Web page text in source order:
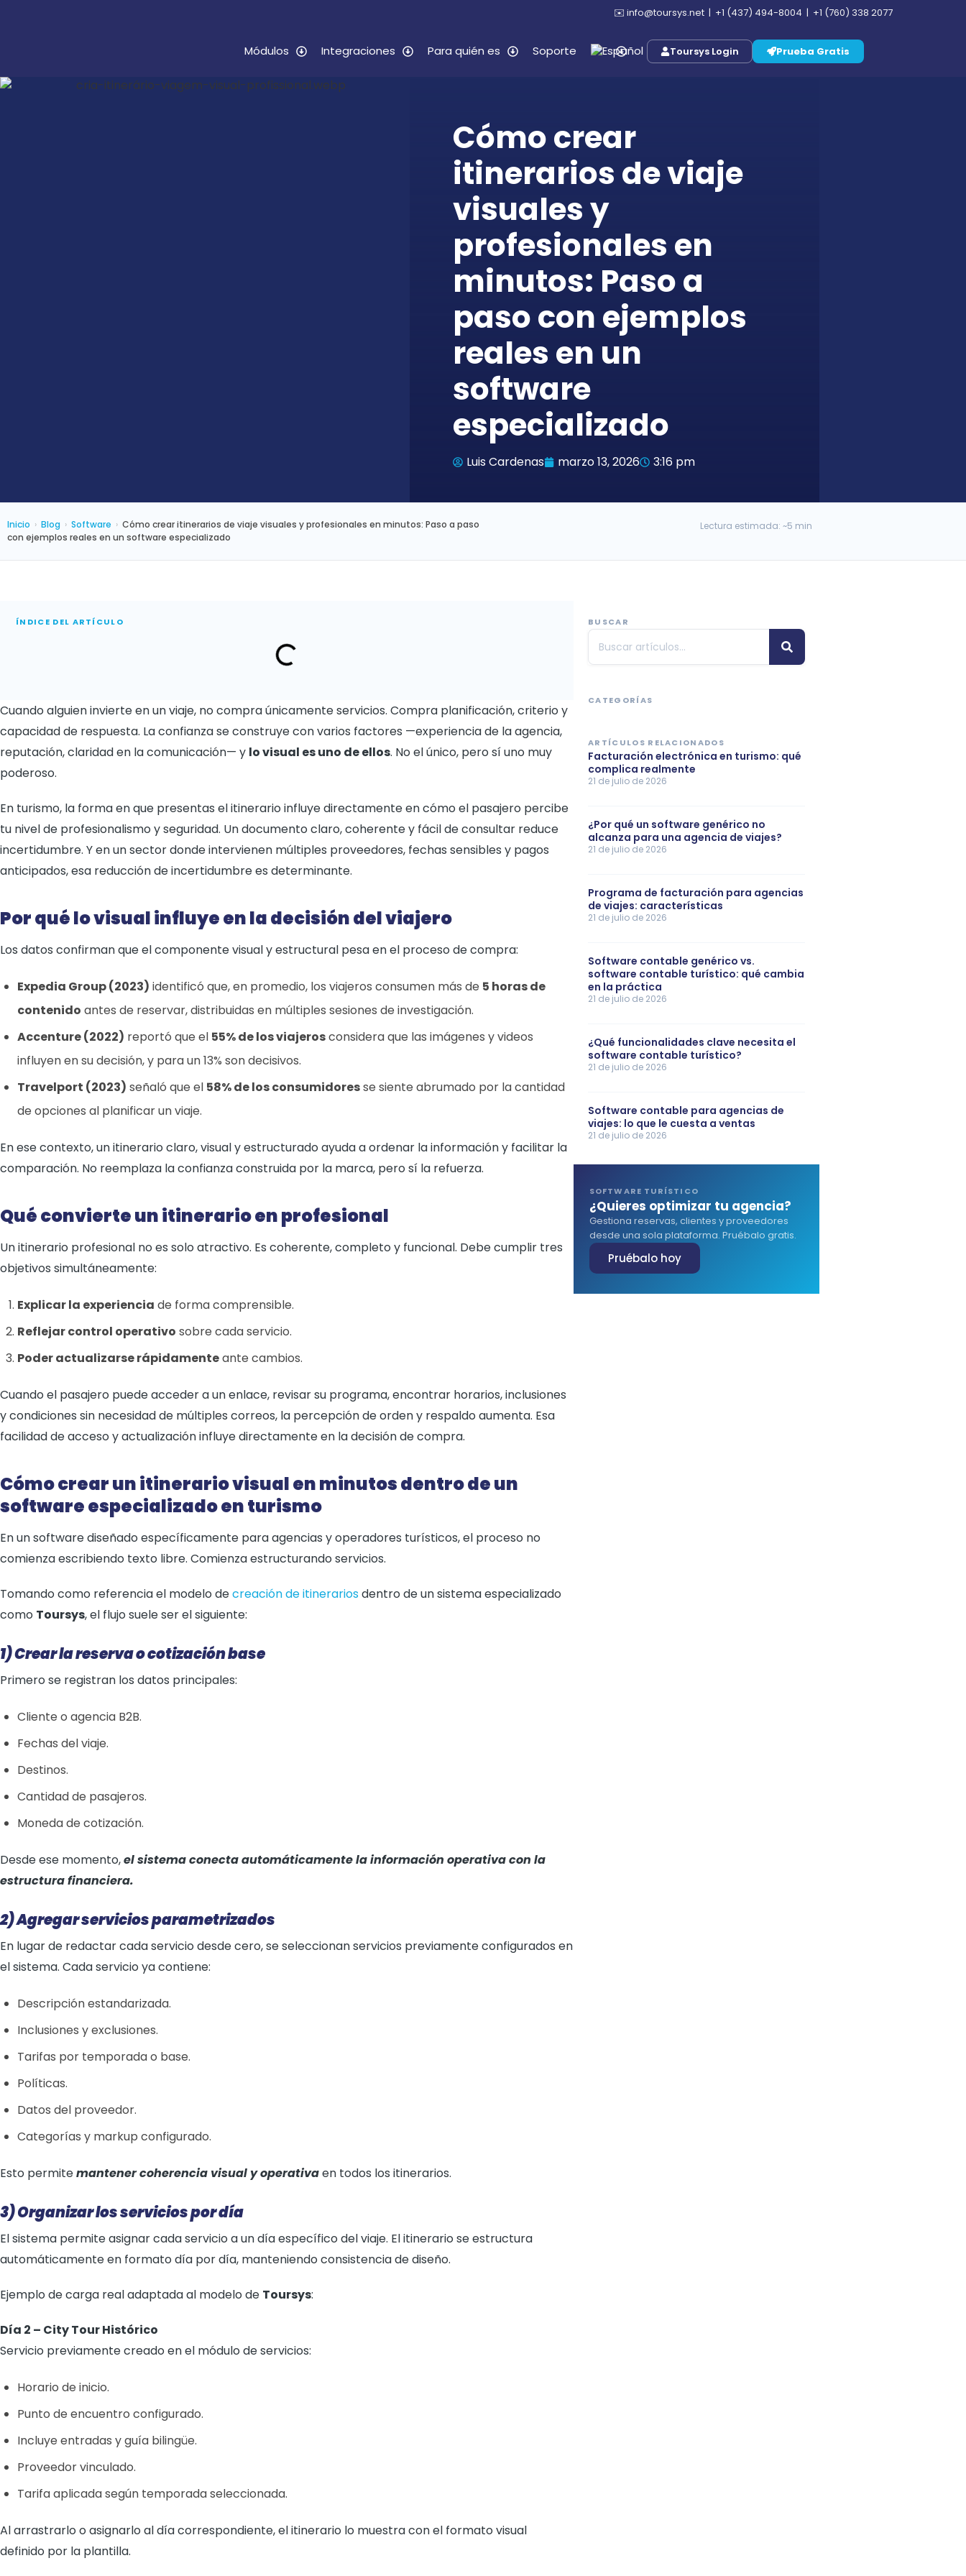
✉️ info@toursys.net | +1 (437) 494-8004 | +1 (760) 338 2077
Módulos Integraciones Para quién es Soporte Toursys Login Prueba Gratis
Cómo crear
itinerarios de viaje
visuales y
profesionales en
minutos: Paso a
paso con ejemplos
reales en un
software
especializado
Luis Cardenas marzo 13, 2026 3:16 pm
Inicio › Blog › Software › Cómo crear itinerarios de viaje visuales y profesionales en minutos: Paso a paso
con ejemplos reales en un software especializado
Lectura estimada: ~5 min
ÍNDICE DEL ARTÍCULO
Cuando alguien invierte en un viaje, no compra únicamente servicios. Compra planificación, criterio y
capacidad de respuesta. La confianza se construye con varios factores —experiencia de la agencia,
reputación, claridad en la comunicación— y lo visual es uno de ellos. No el único, pero sí uno muy
poderoso.
En turismo, la forma en que presentas el itinerario influye directamente en cómo el pasajero percibe
tu nivel de profesionalismo y seguridad. Un documento claro, coherente y fácil de consultar reduce
incertidumbre. Y en un sector donde intervienen múltiples proveedores, fechas sensibles y pagos
anticipados, esa reducción de incertidumbre es determinante.
Por qué lo visual influye en la decisión del viajero
Los datos confirman que el componente visual y estructural pesa en el proceso de compra:
Expedia Group (2023) identificó que, en promedio, los viajeros consumen más de 5 horas de
contenido antes de reservar, distribuidas en múltiples sesiones de investigación.
Accenture (2022) reportó que el 55% de los viajerosconsidera que las imágenes y videos
influyen en su decisión, y para un 13% son decisivos.
Travelport (2023) señaló que el 58% de los consumidoresse siente abrumado por la cantidad
de opciones al planificar un viaje.
En ese contexto, un itinerario claro, visual y estructurado ayuda a ordenar la información y facilitar la
comparación. No reemplaza la confianza construida por la marca, pero sí la refuerza.
Qué convierte un itinerario en profesional
Un itinerario profesional no es solo atractivo. Es coherente, completo y funcional. Debe cumplir tres
objetivos simultáneamente:
Explicar la experiencia de forma comprensible.
Reflejar control operativo sobre cada servicio.
Poder actualizarse rápidamenteante cambios.
Cuando el pasajero puede acceder a un enlace, revisar su programa, encontrar horarios, inclusiones
y condiciones sin necesidad de múltiples correos, la percepción de orden y respaldo aumenta. Esa
facilidad de acceso y actualización influye directamente en la decisión de compra.
Cómo crear un itinerario visual en minutos dentro de un
software especializado en turismo
En un software diseñado específicamente para agencias y operadores turísticos, el proceso no
comienza escribiendo texto libre. Comienza estructurando servicios.
Tomando como referencia el modelo decreación de itinerariosdentro de un sistema especializado
como Toursys, el flujo suele ser el siguiente:
1) Crear la reserva o cotización base
Primero se registran los datos principales:
Cliente o agencia B2B.
Fechas del viaje.
Destinos.
Cantidad de pasajeros.
Moneda de cotización.
Desde ese momento,el sistema conecta automáticamente la información operativa con la
estructura financiera.
2) Agregar servicios parametrizados
En lugar de redactar cada servicio desde cero, se seleccionan servicios previamente configurados en
el sistema. Cada servicio ya contiene:
Descripción estandarizada.
Inclusiones y exclusiones.
Tarifas por temporada o base.
Políticas.
Datos del proveedor.
Categorías y markup configurado.
Esto permitemantener coherencia visual y operativaen todos los itinerarios.
3) Organizar los servicios por día
El sistema permite asignar cada servicio a un día específico del viaje. El itinerario se estructura
automáticamente en formato día por día, manteniendo consistencia de diseño.
Ejemplo de carga real adaptada al modelo de Toursys:
Día 2 – City Tour Histórico
Servicio previamente creado en el módulo de servicios:
Horario de inicio.
Punto de encuentro configurado.
Incluye entradas y guía bilingüe.
Proveedor vinculado.
Tarifa aplicada según temporada seleccionada.
Al arrastrarlo o asignarlo al día correspondiente, el itinerario lo muestra con el formato visual
definido por la plantilla.
BUSCAR
CATEGORÍAS
ARTÍCULOS RELACIONADOS
Facturación electrónica en turismo: qué
complica realmente
21 de julio de 2026
¿Por qué un software genérico no
alcanza para una agencia de viajes?
21 de julio de 2026
Programa de facturación para agencias
de viajes: características
21 de julio de 2026
Software contable genérico vs.
software contable turístico: qué cambia
en la práctica
21 de julio de 2026
¿Qué funcionalidades clave necesita el
software contable turístico?
21 de julio de 2026
Software contable para agencias de
viajes: lo que le cuesta a ventas
21 de julio de 2026
SOFTWARE TURÍSTICO
¿Quieres optimizar tu agencia?
Gestiona reservas, clientes y proveedores
desde una sola plataforma. Pruébalo gratis.
Pruébalo hoy